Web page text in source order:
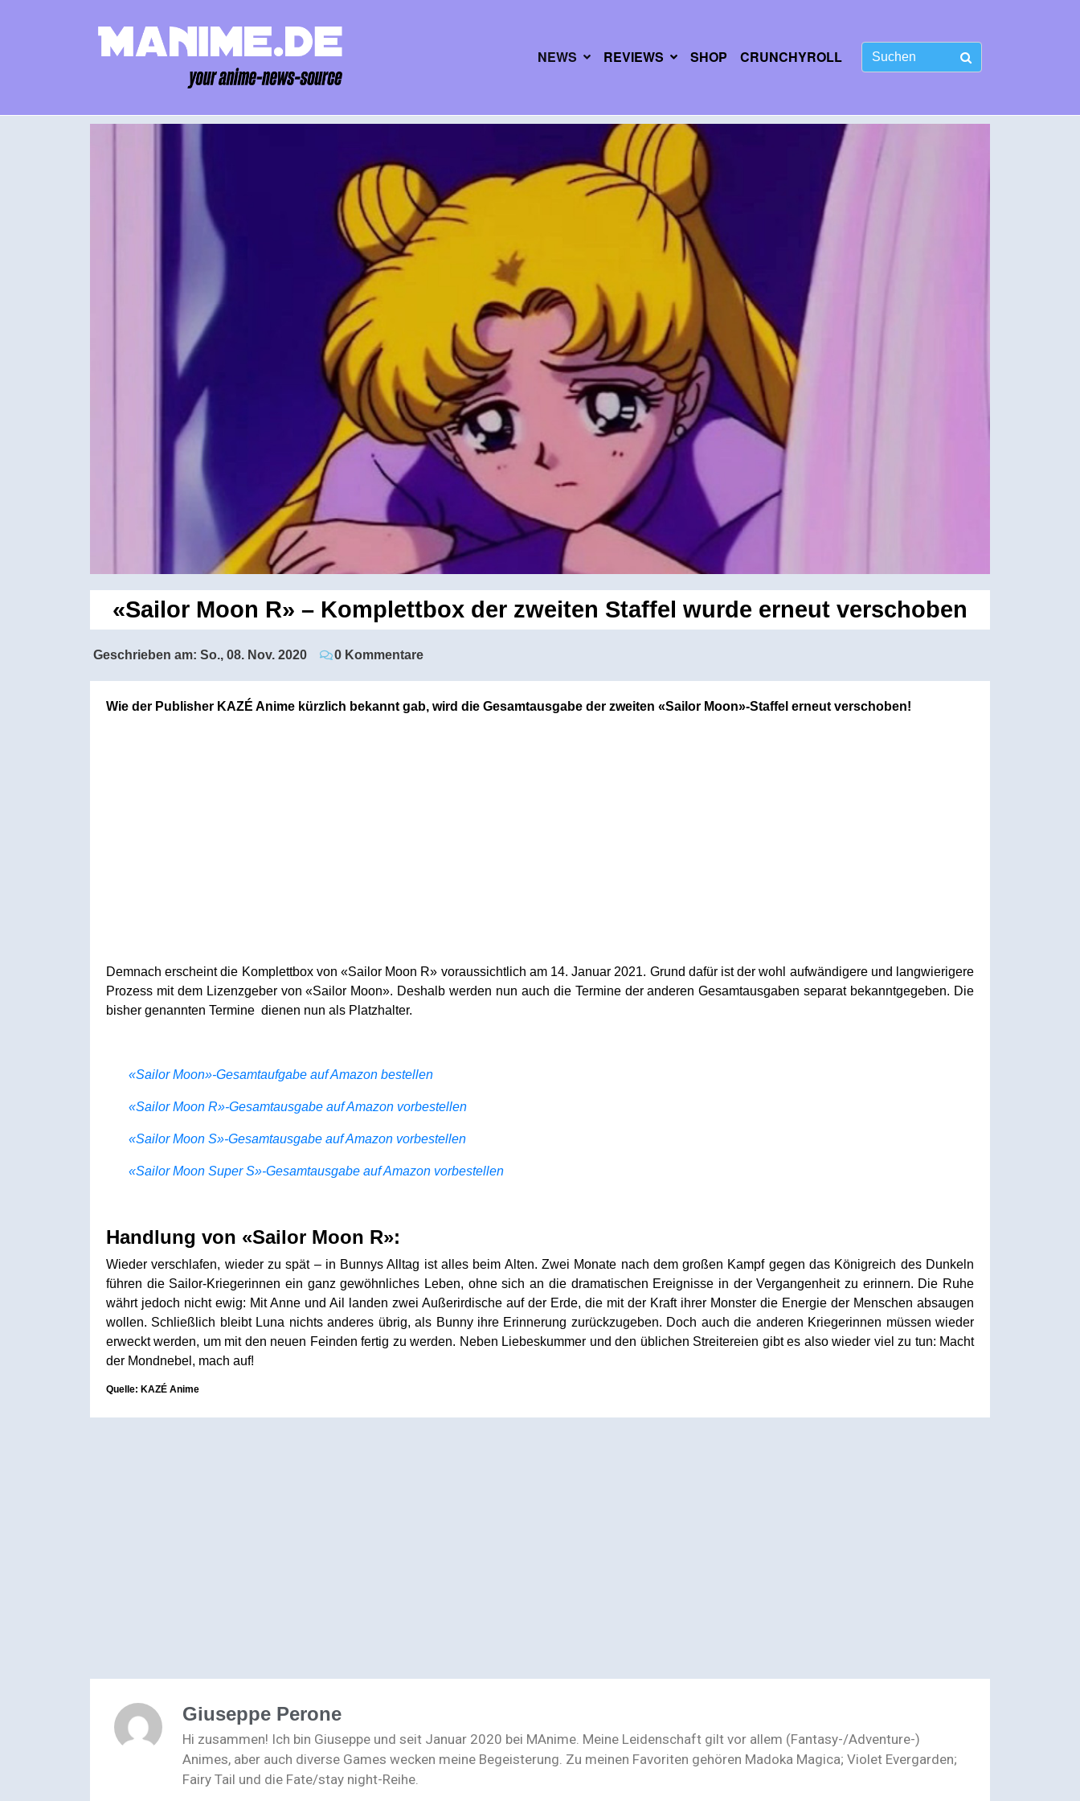
NEWS REVIEWS SHOP CRUNCHYROLL
«Sailor Moon R» – Komplettbox der zweiten Staffel wurde erneut verschoben
Geschrieben am: So., 08. Nov. 2020 0 Kommentare
Wie der Publisher KAZÉ Anime kürzlich bekannt gab, wird die Gesamtausgabe der zweiten «Sailor Moon»-Staffel erneut verschoben!
Demnach erscheint die Komplettbox von «Sailor Moon R» voraussichtlich am 14. Januar 2021. Grund dafür ist der wohl aufwändigere und langwierigere
Prozess mit dem Lizenzgeber von «Sailor Moon». Deshalb werden nun auch die Termine der anderen Gesamtausgaben separat bekanntgegeben. Die
bisher genannten Termine dienen nun als Platzhalter.
«Sailor Moon»-Gesamtaufgabe auf Amazon bestellen
«Sailor Moon R»-Gesamtausgabe auf Amazon vorbestellen
«Sailor Moon S»-Gesamtausgabe auf Amazon vorbestellen
«Sailor Moon Super S»-Gesamtausgabe auf Amazon vorbestellen
Handlung von «Sailor Moon R»:
Wieder verschlafen, wieder zu spät – in Bunnys Alltag ist alles beim Alten. Zwei Monate nach dem großen Kampf gegen das Königreich des Dunkeln
führen die Sailor-Kriegerinnen ein ganz gewöhnliches Leben, ohne sich an die dramatischen Ereignisse in der Vergangenheit zu erinnern. Die Ruhe
währt jedoch nicht ewig: Mit Anne und Ail landen zwei Außerirdische auf der Erde, die mit der Kraft ihrer Monster die Energie der Menschen absaugen
wollen. Schließlich bleibt Luna nichts anderes übrig, als Bunny ihre Erinnerung zurückzugeben. Doch auch die anderen Kriegerinnen müssen wieder
erweckt werden, um mit den neuen Feinden fertig zu werden. Neben Liebeskummer und den üblichen Streitereien gibt es also wieder viel zu tun: Macht
der Mondnebel, mach auf!
Quelle: KAZÉ Anime
Giuseppe Perone
Hi zusammen! Ich bin Giuseppe und seit Januar 2020 bei MAnime. Meine Leidenschaft gilt vor allem (Fantasy-/Adventure-)
Animes, aber auch diverse Games wecken meine Begeisterung. Zu meinen Favoriten gehören Madoka Magica; Violet Evergarden;
Fairy Tail und die Fate/stay night-Reihe.